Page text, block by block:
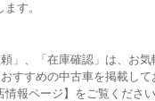
す。
」、「在庫確認」は、お気
すすめの中古車を掲載して
報ページ】をご覧くださ